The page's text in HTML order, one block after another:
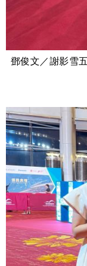
鄧俊文／謝影雪